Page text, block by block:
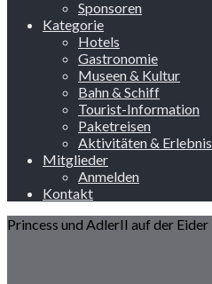
Sponsoren
Kategorie
Hotels
Gastronomie
Museen & Kultur
Bahn & Schiff
Tourist-Information
Paketreisen
Aktivitäten & Erlebnis
Mitglieder
Anmelden
Kontakt
Princess und AdlerII auf der Eider